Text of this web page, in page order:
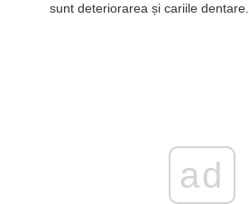
sunt deteriorarea și cariile dentare.
ad